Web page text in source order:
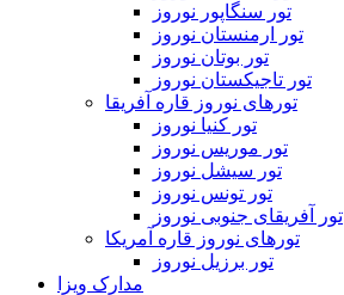
تور سنگاپور نوروز
تور ارمنستان نوروز
تور بوتان نوروز
تور تاجیکستان نوروز
تورهای نوروز قاره آفریقا
تور کنیا نوروز
تور موریس نوروز
تور سیشل نوروز
تور تونس نوروز
تور آفریقای جنوبی نوروز
تورهای نوروز قاره آمریکا
تور برزیل نوروز
مدارک ویزا